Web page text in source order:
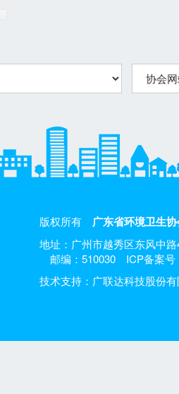
版权所有 广东省环境卫生
地址：广州市越秀区东风中
邮编：510030
ICP备案号
技术支持：广联达科技股份